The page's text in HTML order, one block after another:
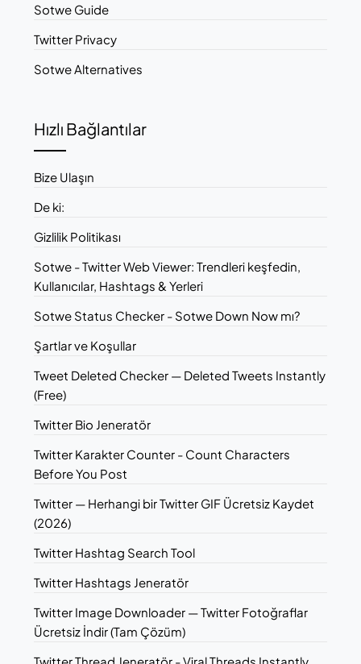
Sotwe Guide
Twitter Privacy
Sotwe Alternatives
Hızlı Bağlantılar
Bize Ulaşın
De ki:
Gizlilik Politikası
Sotwe - Twitter Web Viewer: Trendleri keşfedin,
Kullanıcılar, Hashtags & Yerleri
Sotwe Status Checker - Sotwe Down Now mı?
Şartlar ve Koşullar
Tweet Deleted Checker — Deleted Tweets Instantly
(Free)
Twitter Bio Jeneratör
Twitter Karakter Counter - Count Characters
Before You Post
Twitter — Herhangi bir Twitter GIF Ücretsiz Kaydet
(2026)
Twitter Hashtag Search Tool
Twitter Hashtags Jeneratör
Twitter Image Downloader — Twitter Fotoğraflar
Ücretsiz İndir (Tam Çözüm)